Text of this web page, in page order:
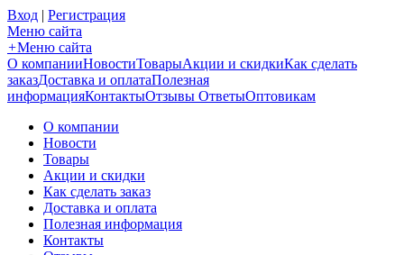
Вход | Регистрация
Меню сайта
+Меню сайта
О компанииНовостиТоварыАкции и скидкиКак сделать
заказДоставка и оплатаПолезная
информацияКонтактыОтзывы ОтветыОптовикам
О компании
Новости
Товары
Акции и скидки
Как сделать заказ
Доставка и оплата
Полезная информация
Контакты